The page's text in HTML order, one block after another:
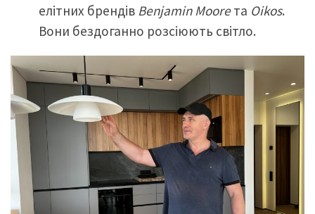
елітних брендів Benjamin Mooreта Oikos.
Вони бездоганно розсіюють світло.